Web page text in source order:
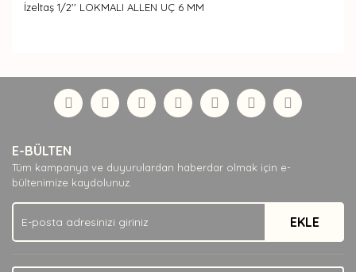
İzeltaş 1/2'' LOKMALI ALLEN UÇ 6 MM
Yorum Yaz
formunu kullanarak tarafımıza iletebilirsiniz.
Görüş ve önerileriniz için teşekkür ederiz.
Ürün açıklamasında eksik bilgiler bulunuyor.
Ürün bilgilerinde hatalar bulunuyor.
Ürün fiyatı diğer sitelerden daha pahalı.
Bu ürüne benzer farklı alternatifler olmalı.
E-BÜLTEN
Tüm kampanya ve duyurulardan haberdar olmak için e-
bültenimize kaydolunuz.
EKLE